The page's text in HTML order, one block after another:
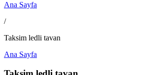
Ana Sayfa
/
Taksim ledli tavan
Ana Sayfa